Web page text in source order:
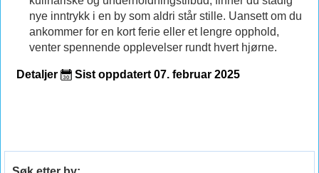
nye inntrykk i en by som aldri står stille. Uansett om du
ankommer for en kort ferie eller et lengre opphold,
venter spennende opplevelser rundt hvert hjørne.
Detaljer Sist oppdatert 07. februar 2025